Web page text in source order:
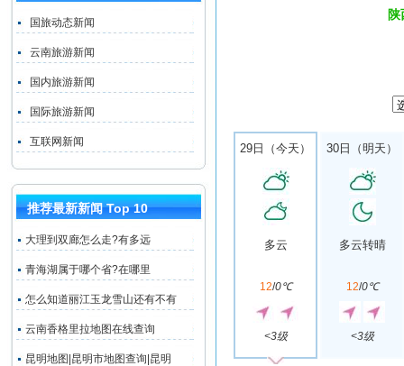
国旅动态新闻
云南旅游新闻
国内旅游新闻
国际旅游新闻
互联网新闻
推荐最新新闻 Top 10
大理到双廊怎么走?有多远
青海湖属于哪个省?在哪里
怎么知道丽江玉龙雪山还有不有
云南香格里拉地图在线查询
昆明地图|昆明市地图查询|昆明
29日（今天）
多云
12/0℃
<3级
30日（明天）
多云转晴
12/0℃
<3级